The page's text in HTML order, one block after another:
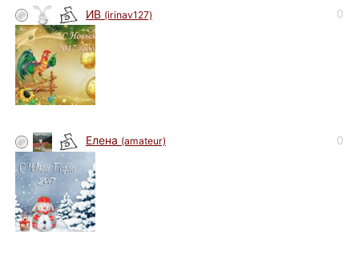
ИВ (irinav127) 0
Елена (amateur) 0